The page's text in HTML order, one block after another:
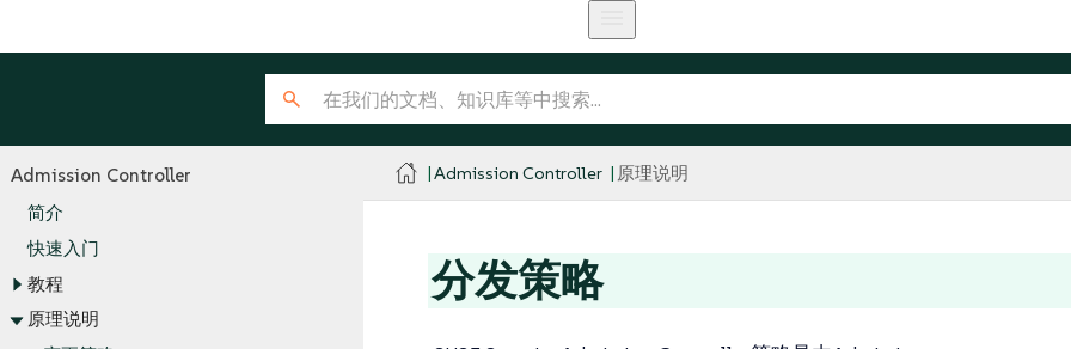
Admission Controller
简介
快速入门
教程
原理说明
Admission Controller 原理说明
分发策略